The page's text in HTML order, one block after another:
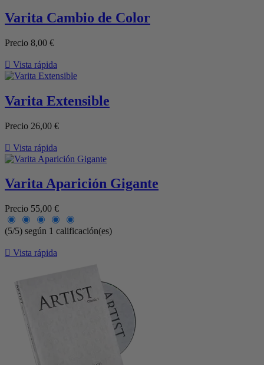
Varita Cambio de Color
Precio 8,00 €
 Vista rápida
Varita Extensible
Precio 26,00 €
 Vista rápida
Varita Aparición Gigante
Precio 55,00 €
(5/5) según 1 calificación(es)
 Vista rápida